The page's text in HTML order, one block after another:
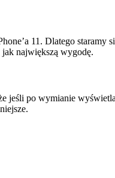
11. Dlatego staramy
największą wygodę.
jeśli po wymianie